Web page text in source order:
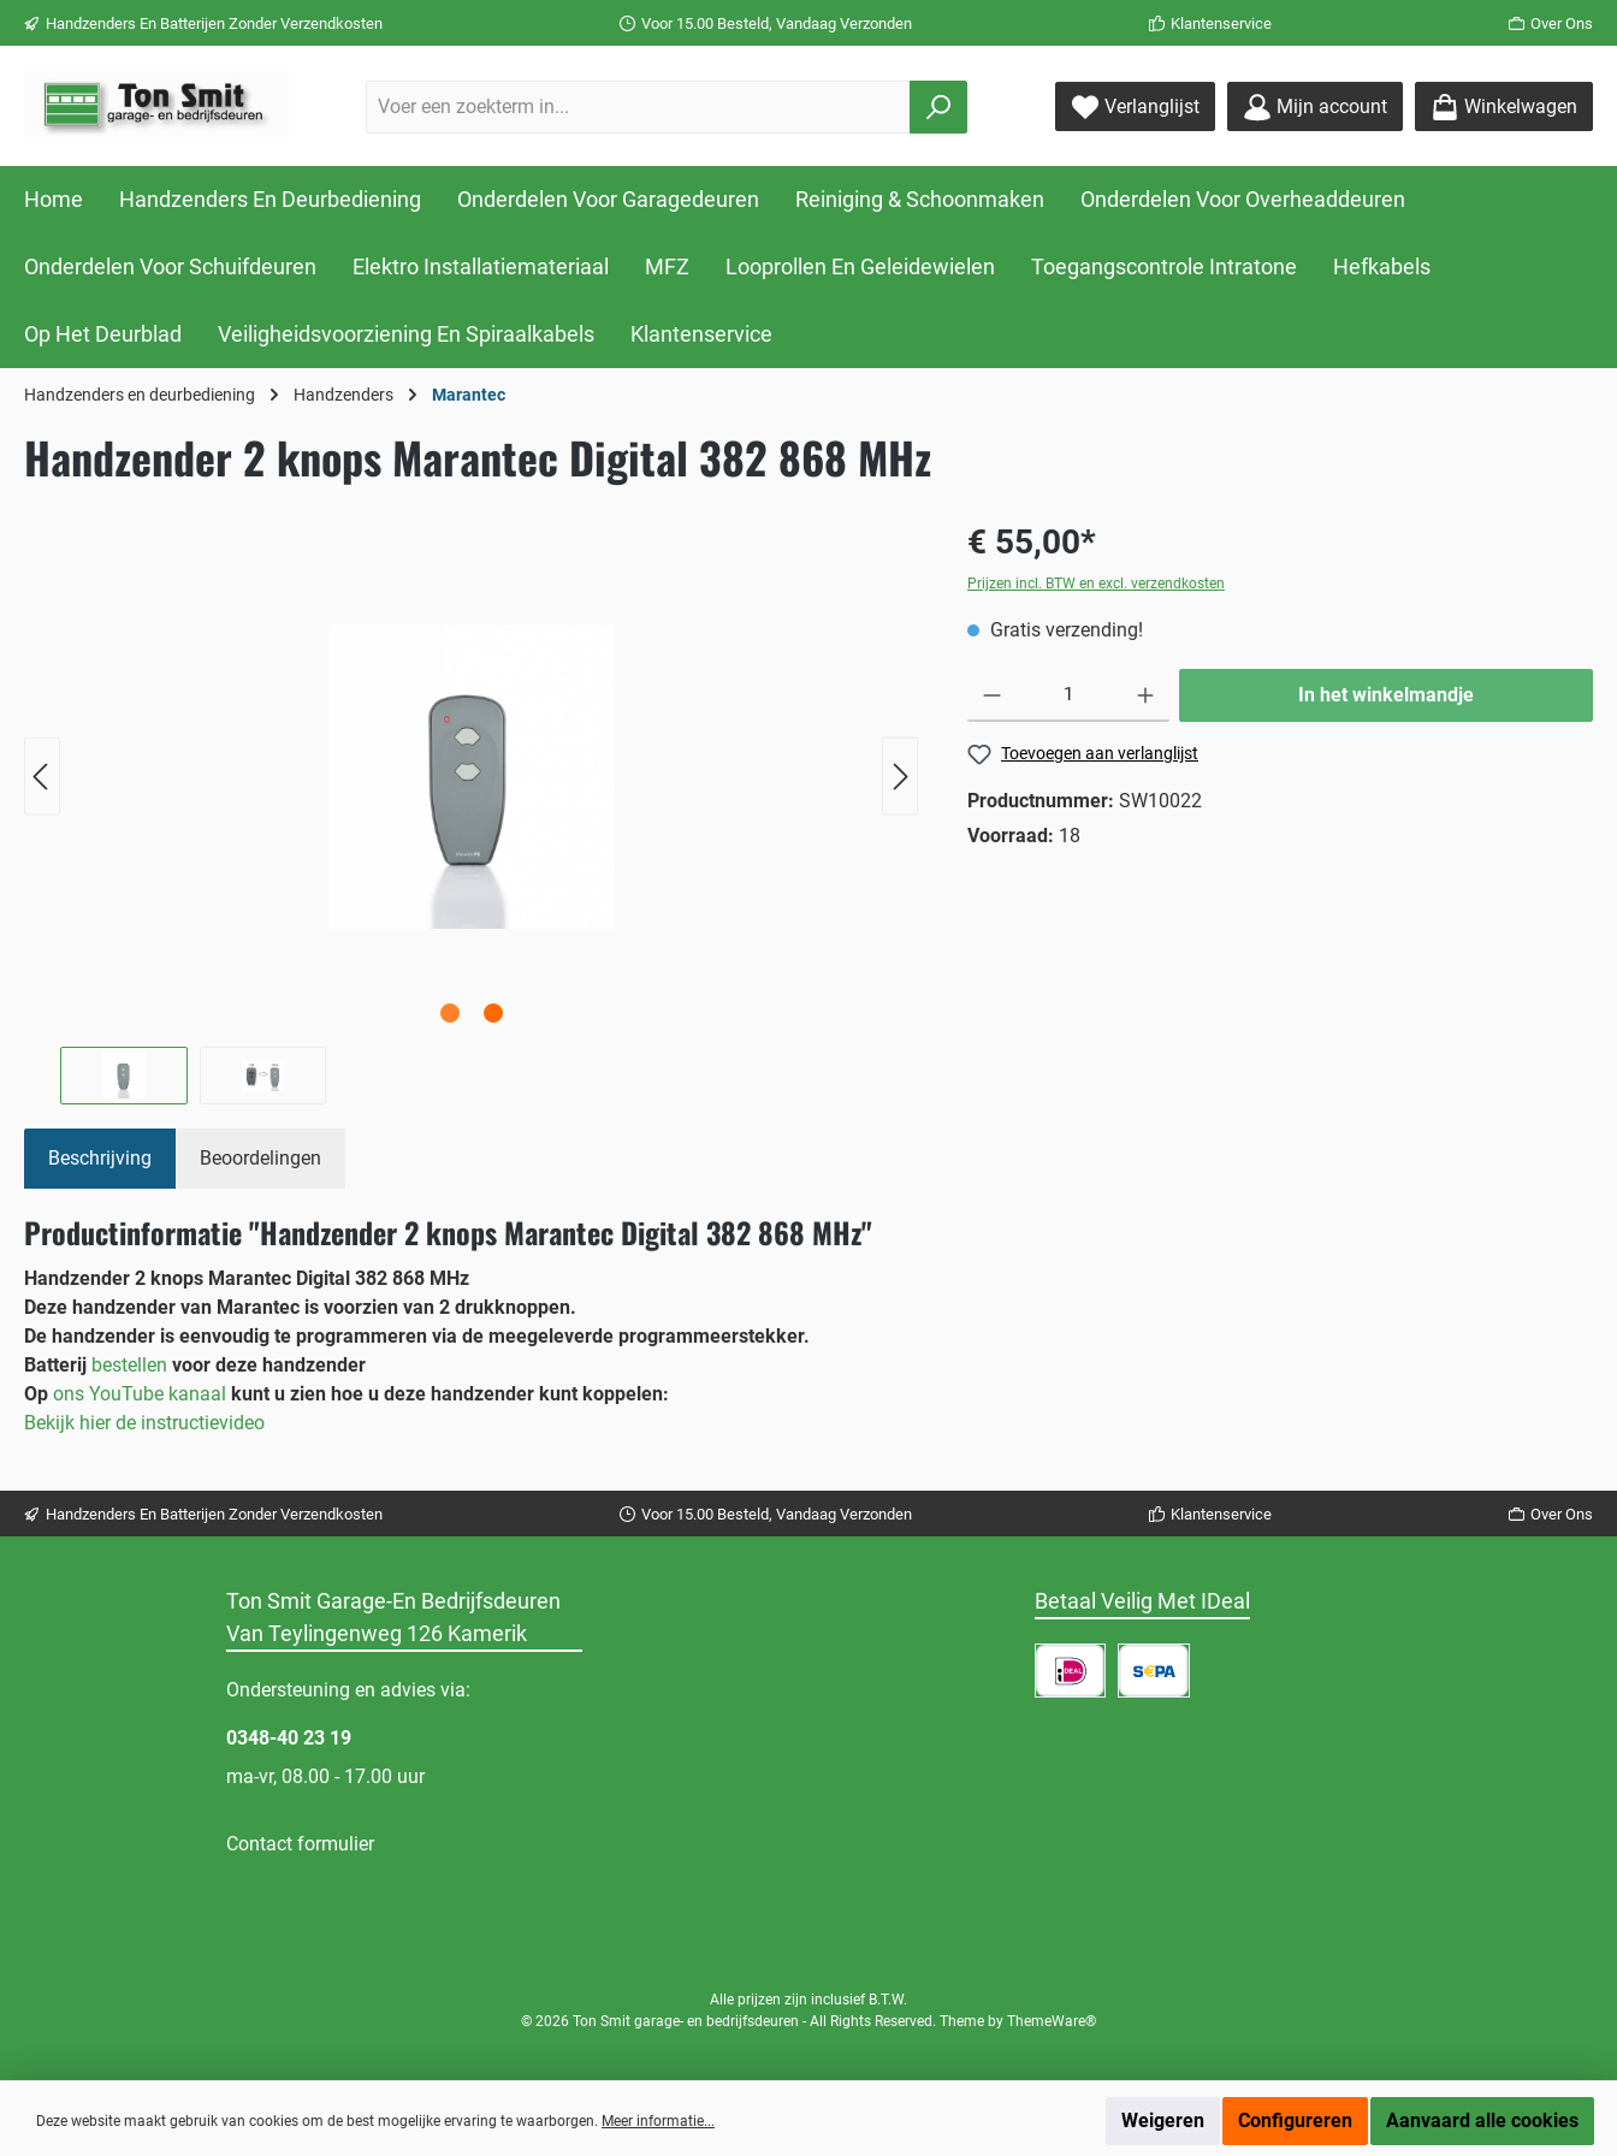
Handzenders En Batterijen Zonder Verzendkosten Voor 15.00 Besteld, Vandaag Verzonden Klantenservice Over Ons
Verlanglijst Mijn account Winkelwagen
Home Handzenders En Deurbediening Onderdelen Voor Garagedeuren Reiniging & Schoonmaken Onderdelen Voor Overheaddeuren
Onderdelen Voor Schuifdeuren Elektro Installatiemateriaal MFZ Looprollen En Geleidewielen Toegangscontrole Intratone Hefkabels
Op Het Deurblad Veiligheidsvoorziening En Spiraalkabels Klantenservice
Handzenders en deurbediening Handzenders Marantec
Handzender 2 knops Marantec Digital 382 868 MHz
€ 55,00*
Prijzen incl. BTW en excl. verzendkosten
Gratis verzending!
In het winkelmandje
Toevoegen aan verlanglijst
Productnummer: SW10022
Voorraad: 18
Beschrijving Beoordelingen
Productinformatie "Handzender 2 knops Marantec Digital 382 868 MHz"
Handzender 2 knops Marantec Digital 382 868 MHz
Deze handzender van Marantec is voorzien van 2 drukknoppen.
De handzender is eenvoudig te programmeren via de meegeleverde programmeerstekker.
Batterij bestellen voor deze handzender
Op ons YouTube kanaal kunt u zien hoe u deze handzender kunt koppelen:
Bekijk hier de instructievideo
Handzenders En Batterijen Zonder Verzendkosten Voor 15.00 Besteld, Vandaag Verzonden Klantenservice Over Ons
Ton Smit Garage-En Bedrijfsdeuren
Van Teylingenweg 126 Kamerik
Ondersteuning en advies via:
0348-40 23 19
ma-vr, 08.00 - 17.00 uur
Contact formulier
Betaal Veilig Met IDeal
Alle prijzen zijn inclusief B.T.W.
© 2026 Ton Smit garage- en bedrijfsdeuren - All Rights Reserved. Theme by ThemeWare®
Deze website maakt gebruik van cookies om de best mogelijke ervaring te waarborgen. Meer informatie... Weigeren Configureren Aanvaard alle cookies